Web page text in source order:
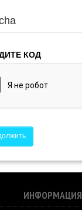
КОД
ИНФОРМАЦИЯ